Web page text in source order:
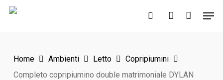
Skip
search account
Home Ambienti Letto
Copripiumini
Completo copripiumino double matrimoniale DYLAN